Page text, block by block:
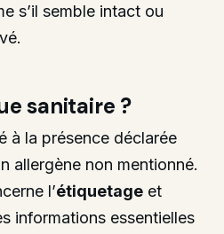
s’il semble intact ou
sanitaire ?
à la présence déclarée
allergène non mentionné.
l’étiquetage et
informations essentielles